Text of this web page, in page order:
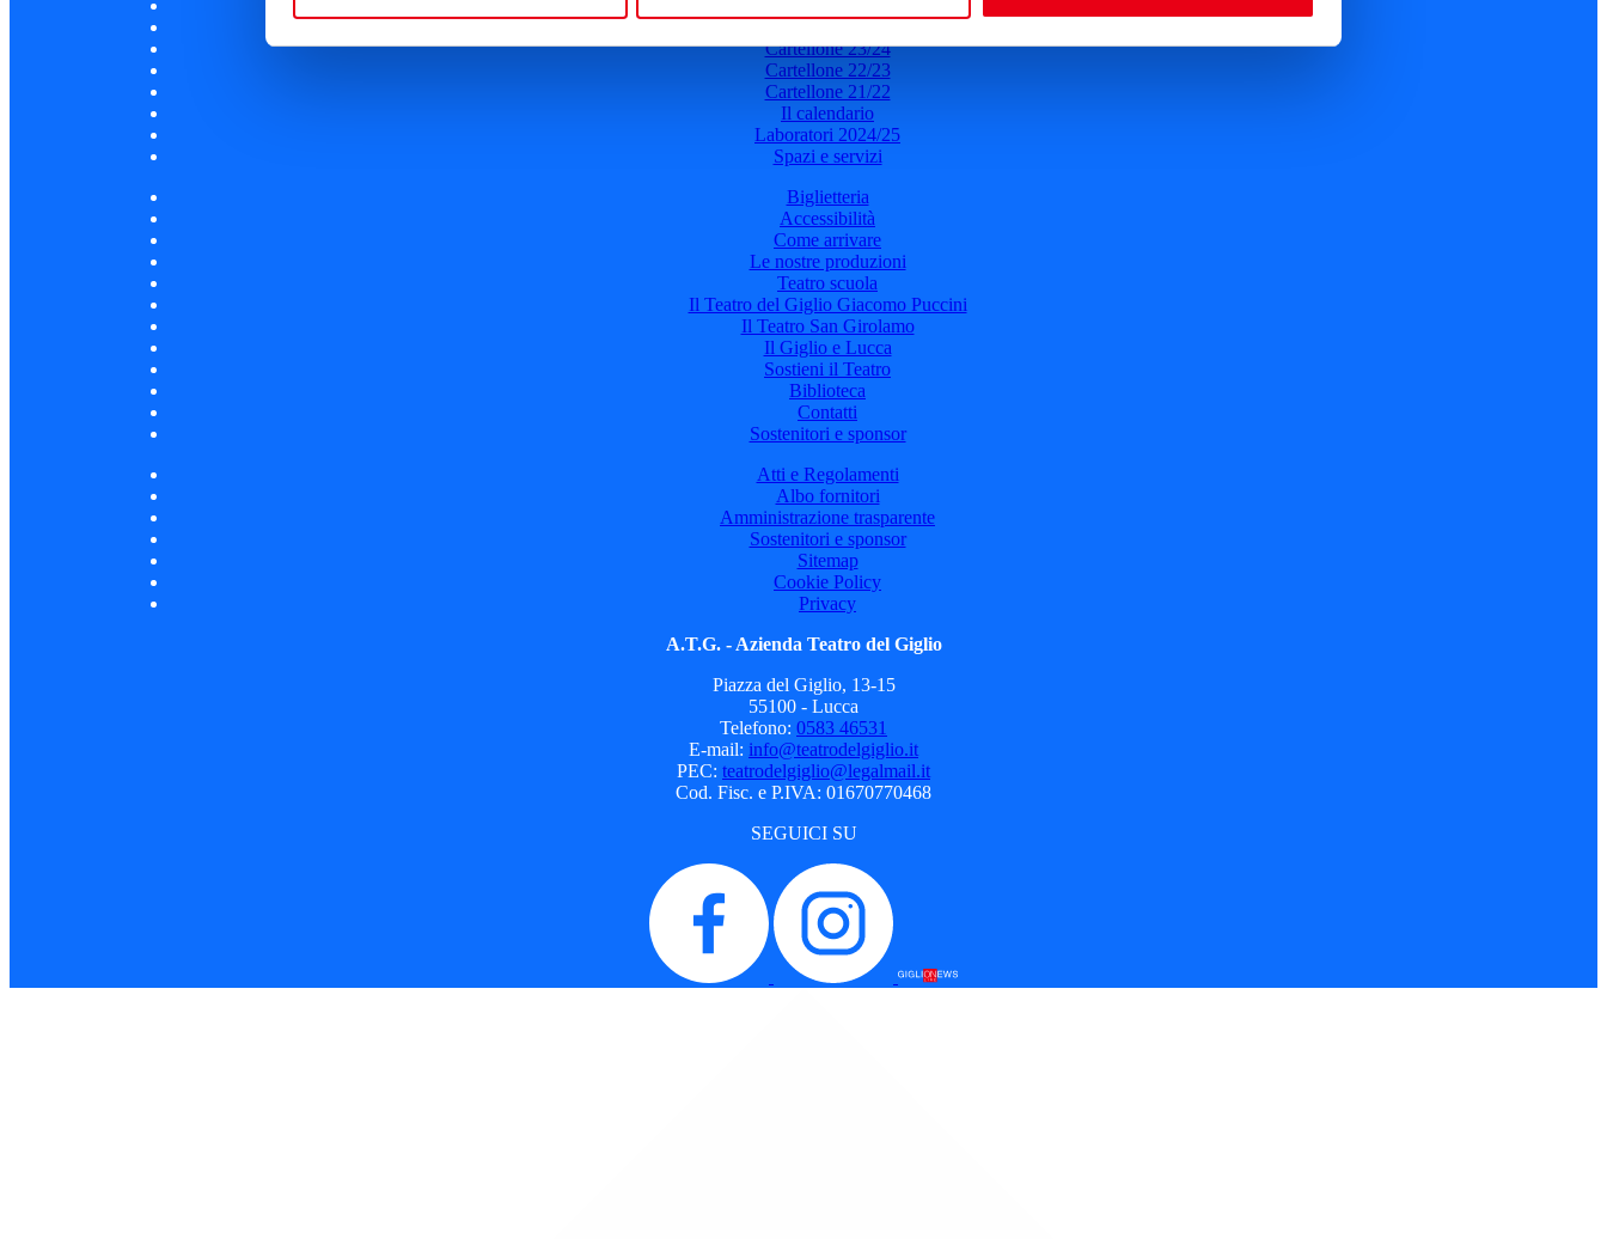
Cartellone 23/24
Cartellone 22/23
Cartellone 21/22
Il calendario
Laboratori 2024/25
Spazi e servizi
Biglietteria
Accessibilità
Come arrivare
Le nostre produzioni
Teatro scuola
Il Teatro del Giglio Giacomo Puccini
Il Teatro San Girolamo
Il Giglio e Lucca
Sostieni il Teatro
Biblioteca
Contatti
Sostenitori e sponsor
Atti e Regolamenti
Albo fornitori
Amministrazione trasparente
Sostenitori e sponsor
Sitemap
Cookie Policy
Privacy
A.T.G. - Azienda Teatro del Giglio
Piazza del Giglio, 13-15
55100 - Lucca
Telefono: 0583 46531
E-mail: info@teatrodelgiglio.it
PEC: teatrodelgiglio@legalmail.it
Cod. Fisc. e P.IVA: 01670770468
SEGUICI SU